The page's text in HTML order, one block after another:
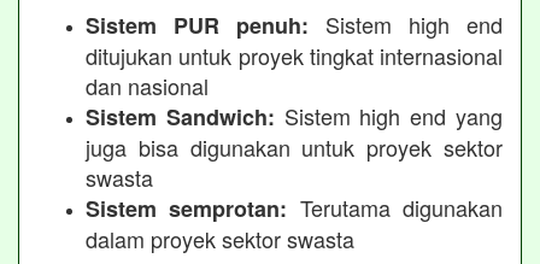
Sistem PUR penuh: Sistem high end
ditujukan untuk proyek tingkat internasional
dan nasional
Sistem Sandwich: Sistem high end yang
juga bisa digunakan untuk proyek sektor
swasta
Sistem semprotan: Terutama digunakan
dalam proyek sektor swasta